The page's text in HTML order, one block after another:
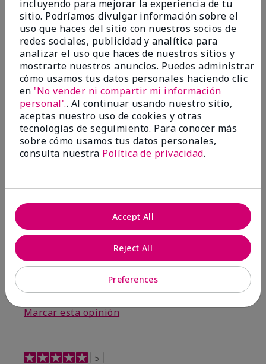
Satisfied
EnviadoHace 3 meses
porKeyrone
de LaBelle, FL
Evaluado en
marykay.com/en-us/
Since using MK products, my skin hasn't been as oily.
I've received compliments that my complexion has
improved, and most of all, my skin doesn't feel dry or
irritated after use. Moisturizers are usually hard to
Tyre, for introducing me to these products!
ConclusiónSí, recomendaría a un amigo
¿Le ha resultado útil esta
opinión?
Marcar esta opinión
5
incluyendo para mejorar la experiencia de tu
sitio. Podríamos divulgar información sobre el
uso que haces del sitio con nuestros socios de
redes sociales, publicidad y analítica para
analizar el uso que haces de nuestros sitios y
mostrarte nuestros anuncios. Puedes administrar
cómo usamos tus datos personales haciendo clic
en 'No vender ni compartir mi información
personal'.. Al continuar usando nuestro sitio,
aceptas nuestro uso de cookies y otras
tecnologías de seguimiento. Para conocer más
sobre cómo usamos tus datos personales,
consulta nuestra Política de privacidad.
Preferences
Reject All
Accept All